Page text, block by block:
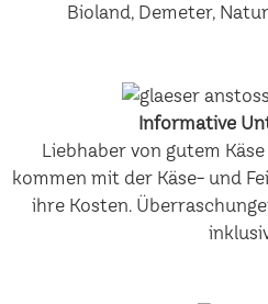
Bioland, Demeter,
Informative
Liebhaber von gutem
kommen mit der Käse- und
ihre Kosten.